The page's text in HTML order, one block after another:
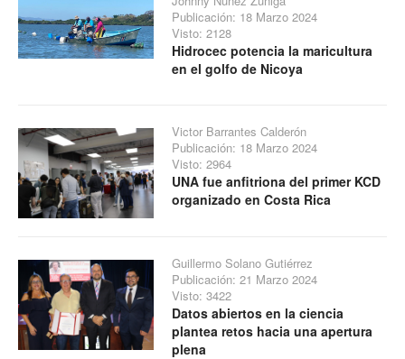
Publicación: 18 Marzo 2024
Visto: 2128
Hidrocec potencia la maricultura
en el golfo de Nicoya
Victor Barrantes Calderón
Publicación: 18 Marzo 2024
Visto: 2964
UNA fue anfitriona del primer KCD
organizado en Costa Rica
Guillermo Solano Gutiérrez
Publicación: 21 Marzo 2024
Visto: 3422
Datos abiertos en la ciencia
plantea retos hacia una apertura
plena